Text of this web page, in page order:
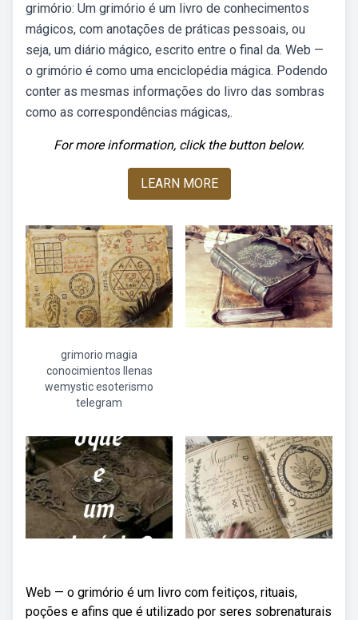
grimório: Um grimório é um livro de conhecimentos
mágicos, com anotações de práticas pessoais, ou
seja, um diário mágico, escrito entre o final da. Web —
o grimório é como uma enciclopédia mágica. Podendo
conter as mesmas informações do livro das sombras
como as correspondências mágicas,.
For more information, click the button below.
LEARN MORE
grimorio magia
conocimientos llenas
wemystic esoterismo
telegram
Web — o grimório é um livro com feitiços, rituais,
poções e afins que é utilizado por seres sobrenaturais